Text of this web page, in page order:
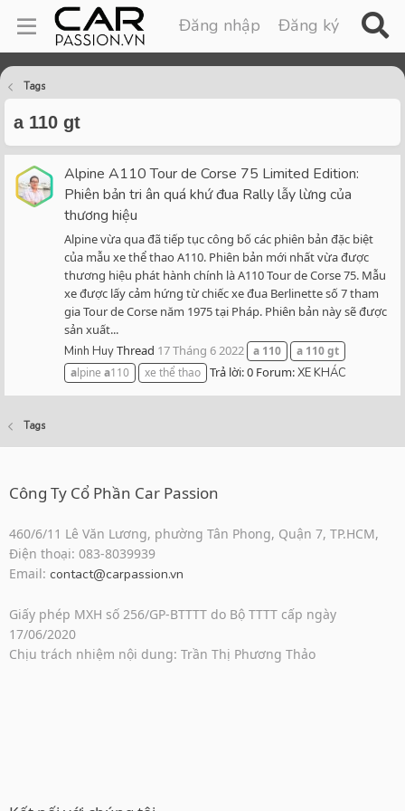
Đăng nhập Đăng ký
Tags
a 110 gt
Alpine A110 Tour de Corse 75 Limited Edition:
Phiên bản tri ân quá khứ đua Rally lẫy lừng của
thương hiệu
Alpine vừa qua đã tiếp tục công bố các phiên bản đặc biệt
của mẫu xe thể thao A110. Phiên bản mới nhất vừa được
thương hiệu phát hành chính là A110 Tour de Corse 75. Mẫu
xe được lấy cảm hứng từ chiếc xe đua Berlinette số 7 tham
gia Tour de Corse năm 1975 tại Pháp. Phiên bản này sẽ được
sản xuất...
Minh HuyThread 17 Tháng 6 2022 a 110 a 110gt
alpine a110 xe thể thao Trả lời: 0 Forum:XE KHÁC
Tags
Công Ty Cổ Phần Car Passion
460/6/11 Lê Văn Lương, phường Tân Phong, Quận 7, TP.HCM,
Điện thoại: 083-8039939
Email: contact@carpassion.vn
Giấy phép MXH số 256/GP-BTTTT do Bộ TTTT cấp ngày
17/06/2020
Chịu trách nhiệm nội dung: Trần Thị Phương Thảo